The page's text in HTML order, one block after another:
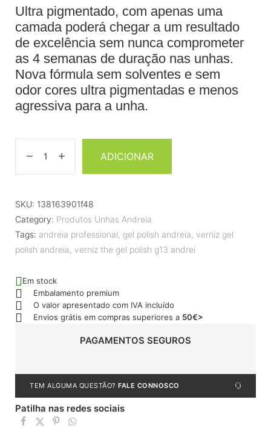
Ultra pigmentado, com apenas uma
camada poderá chegar a um resultado
de excelência sem nunca comprometer
as 4 semanas de duração nas unhas.
Nova fórmula sem solventes e sem
odor cores ultra pigmentadas e menos
agressiva para a unha.
ADICIONAR
SKU: 138163901f48
Category: Produtos Unhas Andreia
Tags: andreia professional, gel polish andreia, verniz gel
polish andreia, verniz the gel polish g13 andrei
Em stock
Embalamento premium
O valor apresentado com IVA incluído
Envios grátis em compras superiores a 50€>
PAGAMENTOS SEGUROS
TEM ALGUMA QUESTÃO? FALE CONNOSCO
Patilha nas redes sociais